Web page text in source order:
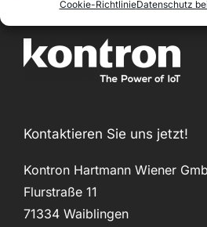
Cookie-RichtlinieDatenschutz
Kontaktieren Sie uns jetzt!
Kontron Hartmann Wiener
Flurstraße 11
71334 Waiblingen